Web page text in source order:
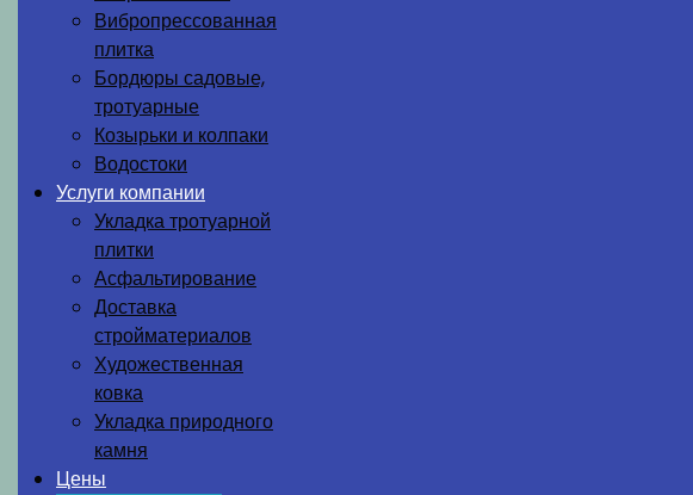
Вибропрессованная
плитка
Бордюры садовые,
тротуарные
Козырьки и колпаки
Водостоки
Услуги компании
Укладка тротуарной
плитки
Асфальтирование
Доставка
стройматериалов
Художественная
ковка
Укладка природного
камня
Цены